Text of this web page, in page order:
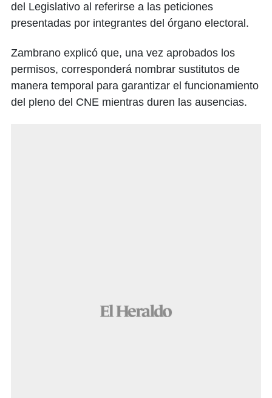
del Legislativo al referirse a las peticiones
presentadas por integrantes del órgano electoral.
Zambrano explicó que, una vez aprobados los
permisos, corresponderá nombrar sustitutos de
manera temporal para garantizar el funcionamiento
del pleno del CNE mientras duren las ausencias.